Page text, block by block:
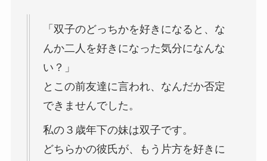
「双子のどっちかを好きになると、な
んか二人を好きになった気分になんな
い？」
とこの前友達に言われ、なんだか否定
できませんでした。
私の３歳年下の妹は双子です。
どちらかの彼氏が、もう片方を好きに